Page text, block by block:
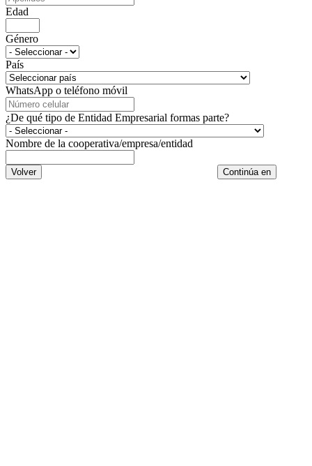
Edad
Género
País
WhatsApp o teléfono móvil
¿De qué tipo de Entidad Empresarial formas parte?
Nombre de la cooperativa/empresa/entidad
Volver Continúa en